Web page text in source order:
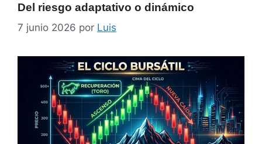
Del riesgo adaptativo o dinámico
7 junio 2026 por Luis